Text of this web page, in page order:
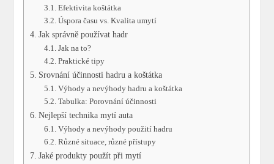
Efektivita koštátka
Úspora času vs. Kvalita umytí
Jak správně používat hadr
Jak na to?
Praktické tipy
Srovnání účinnosti hadru a koštátka
Výhody a nevýhody hadru a koštátka
Tabulka: Porovnání účinnosti
Nejlepší technika mytí auta
Výhody a nevýhody použití hadru
Různé situace, různé přístupy
Jaké produkty použít při mytí